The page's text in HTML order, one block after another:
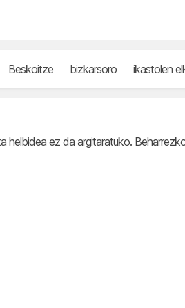
Beskoitze bizkarsoro ikastolen
helbidea ez da argitaratuko.